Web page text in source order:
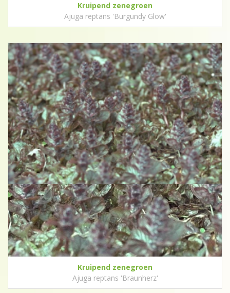
Kruipend zenegroen
Ajuga reptans 'Burgundy Glow'
Kruipend zenegroen
Ajuga reptans 'Braunherz'